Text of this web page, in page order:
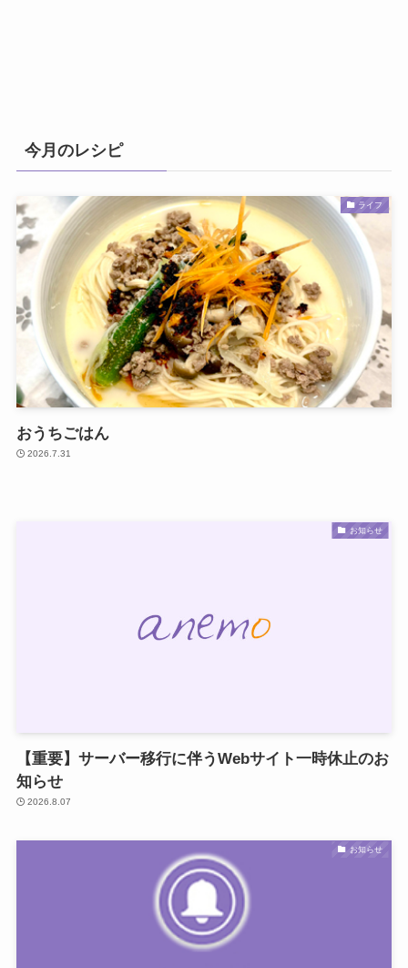
今月のレシピ
ライフ
おうちごはん
2026.7.31
お知らせ
【重要】サーバー移行に伴うWebサイト一時休止のお
知らせ
2026.8.07
お知らせ